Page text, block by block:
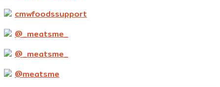
cmwfoodssupport
@_meatsme_
@_meatsme_
@meatsme